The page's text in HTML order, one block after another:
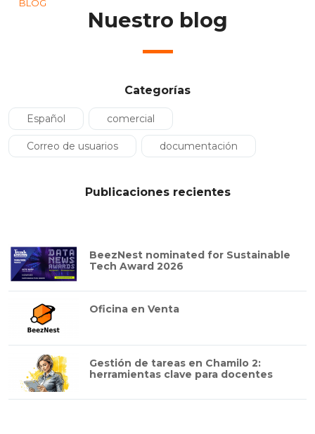
BLOG
Nuestro blog
Categorías
Español comercial
Correo de usuarios documentación
Publicaciones recientes
BeezNest nominated for Sustainable
Tech Award 2026
Oficina en Venta
Gestión de tareas en Chamilo 2:
herramientas clave para docentes